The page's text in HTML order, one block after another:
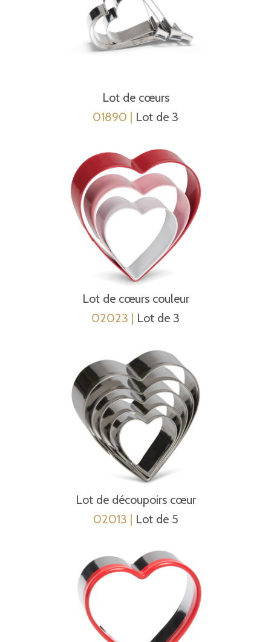
Lot de cœurs
01890 | Lot de 3
Lot de cœurs couleur
02023 | Lot de 3
Lot de découpoirs cœur
02013 | Lot de 5